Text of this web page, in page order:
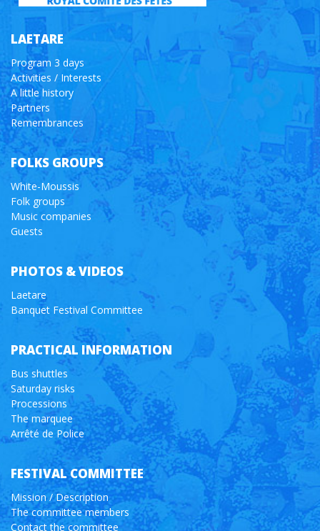
LAETARE
Program 3 days
Activities / Interests
A little history
Partners
Remembrances
FOLKS GROUPS
White-Moussis
Folk groups
Music companies
Guests
PHOTOS & VIDEOS
Laetare
Banquet Festival Committee
PRACTICAL INFORMATION
Bus shuttles
Saturday risks
Processions
The marquee
Arrêté de Police
FESTIVAL COMMITTEE
Mission / Description
The committee members
Contact the committee